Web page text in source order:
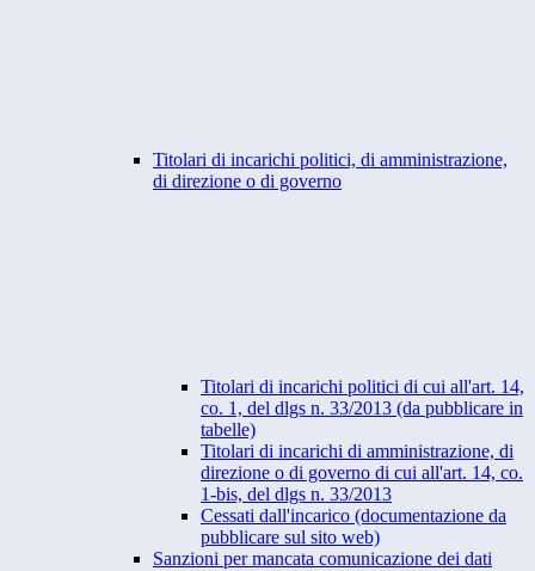
Titolari di incarichi politici, di amministrazione,
di direzione o di governo
Titolari di incarichi politici di cui all'art. 14,
co. 1, del dlgs n. 33/2013 (da pubblicare in
tabelle)
Titolari di incarichi di amministrazione, di
direzione o di governo di cui all'art. 14, co.
1-bis, del dlgs n. 33/2013
Cessati dall'incarico (documentazione da
pubblicare sul sito web)
Sanzioni per mancata comunicazione dei dati